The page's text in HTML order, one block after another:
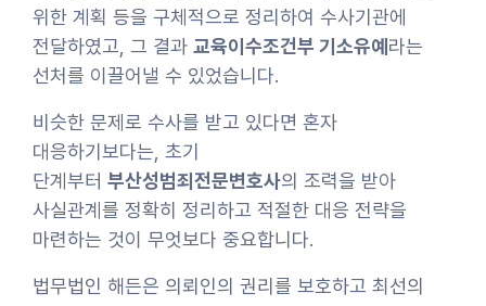
위한 계획 등을 구체적으로 정리하여 수사기관에
전달하였고, 그 결과 교육이수조건부 기소유예 라는
선처를 이끌어낼 수 있었습니다.
비슷한 문제로 수사를 받고 있다면 혼자
대응하기보다는, 초기
단계부터 부산성범죄전문변호사의 조력을 받아
사실관계를 정확히 정리하고 적절한 대응 전략을
마련하는 것이 무엇보다 중요합니다.
법무법인 해든은 의뢰인의 권리를 보호하고 최선의